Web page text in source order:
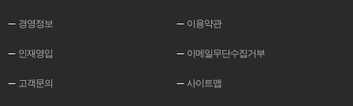
경영정보 이용약관
인재영입 이메일무단수집거부
고객문의 사이트맵